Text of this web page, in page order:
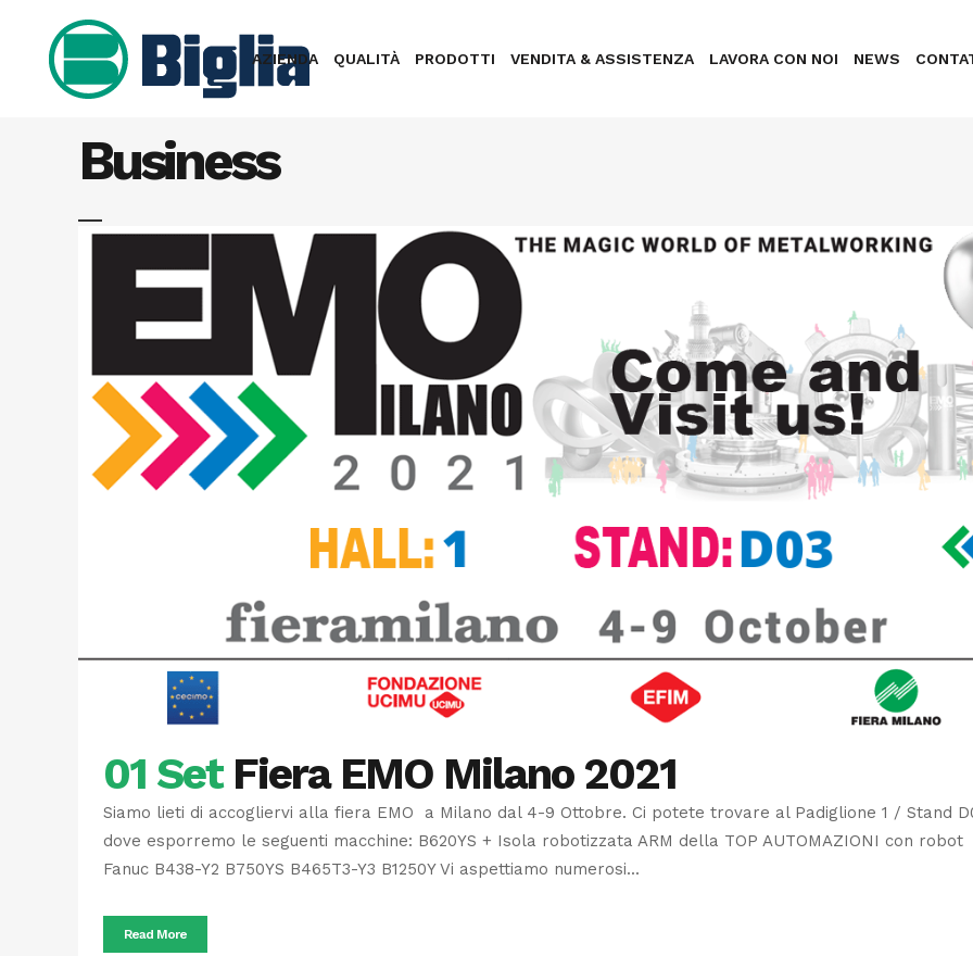
AZIENDA QUALITÀ PRODOTTI VENDITA & ASSISTENZA LAVORA CON NOI NEWS
Business
01 Set Fiera EMO Milano 2021
Siamo lieti di accogliervi alla fiera EMO a Milano dal 4-9 Ottobre. Ci potete trovare al Padiglione 1 / Stand
dove esporremo le seguenti macchine: B620YS + Isola robotizzata ARM della TOP AUTOMAZIONI con robot
Fanuc B438-Y2 B750YS B465T3-Y3 B1250Y Vi aspettiamo numerosi...
Read More